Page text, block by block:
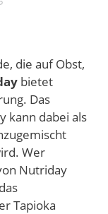
die auf Obst,
bietet
Das
kann dabei als
Wer
Nutriday
Tapioka